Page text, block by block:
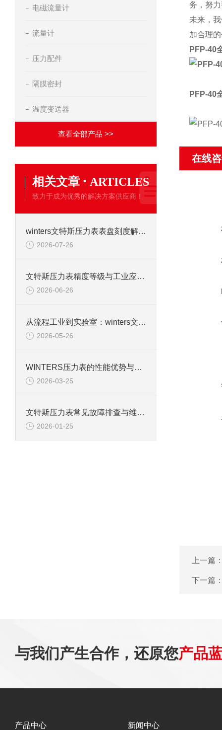
务，努
未来，
加合理
PFP-40
PFP-40
在线
上一篇
下一篇
电磁流量计
流量计
压力配件
隔膜密封
温度变送器
查看全部产品 >>
相关文章 · ARTICLES
致力于成为优秀的解决方案供应商！
winters文特斯压力表表盘刻度解读及现场安装注意事项
2026-07-26
文特斯压力表精度等级与工业应用场景解析
2026-06-26
从流程工业到实验室：winters文特斯压力表的多元应用场景
2026-05-26
WINTERS压力表的性能优势与行业适配性解析
2026-03-25
文特斯压力表常见故障排查与维护技巧
2026-01-25
与我们产生合作，还原您产品
产品中心 新闻中心